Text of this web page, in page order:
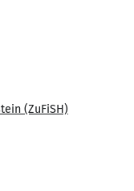
(ZuFiSH)